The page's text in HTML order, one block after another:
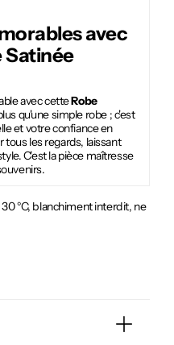
avec
Satinée
avec cetteRobe
qu'une simple robe ; c'est
et votre confiance en
les regards, laissant
C'est la pièce maîtresse
°C, blanchiment interdit, ne